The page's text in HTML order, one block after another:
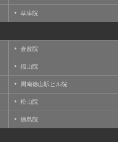
草津院
倉敷院
福山院
周南徳山駅ビル院
松山院
徳島院